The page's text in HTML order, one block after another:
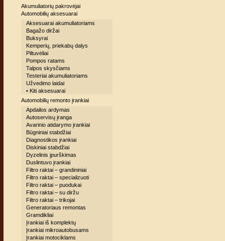
Akumuliatorių pakrovėjai
Automobilių aksesuarai
Aksesuarai akumuliatoriams
Bagažo diržai
Buksyrai
Kemperių, priekabų dalys
Piltuvėliai
Pompos ratams
Talpos skysčiams
Testeriai akumuliatoriams
Užvedimo laidai
• Kiti aksesuarai
Automobilių remonto įrankiai
Apdailos ardymas
Autoservisų įranga
Avarinio atidarymo įrankiai
Būgniniai stabdžiai
Diagnostikos įrankiai
Diskiniai stabdžiai
Dyzelinis įpurškimas
Duslintuvo įrankiai
Filtro raktai – grandininiai
Filtro raktai – specializuoti
Filtro raktai – puodukai
Filtro raktai – su diržu
Filtro raktai – trikojai
Generatoriaus remontas
Gramdikliai
Įrankiai iš komplektų
Įrankiai mikroautobusams
Įrankiai motociklams